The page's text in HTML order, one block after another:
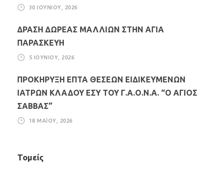
30 ΙΟΥΝΊΟΥ, 2026
ΔΡΑΣΗ ΔΩΡΕΑΣ ΜΑΛΛΙΩΝ ΣΤΗΝ ΑΓΙΑ
ΠΑΡΑΣΚΕΥΗ
5 ΙΟΥΝΊΟΥ, 2026
ΠΡΟΚΗΡΥΞΗ ΕΠΤΑ ΘΕΣΕΩΝ ΕΙΔΙΚΕΥΜΕΝΩΝ
ΙΑΤΡΩΝ ΚΛΑΔΟΥ ΕΣΥ ΤΟΥ Γ.Α.Ο.Ν.Α. “Ο ΑΓΙΟΣ
ΣΑΒΒΑΣ”
18 ΜΑΪ́ΟΥ, 2026
Τομείς